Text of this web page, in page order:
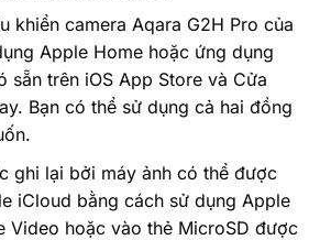
khiển camera Aqara G2H Pro của
Apple Home hoặc ứng dụng
sẵn trên iOS App Store và Cửa
Bạn có thể sử dụng cả hai đồng
ghi lại bởi máy ảnh có thể được
iCloud bằng cách sử dụng Apple
Video hoặc vào thẻ MicroSD được